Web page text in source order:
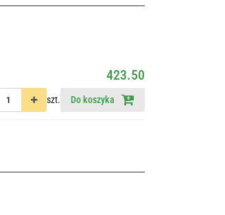
423.50
szt. Do koszyka